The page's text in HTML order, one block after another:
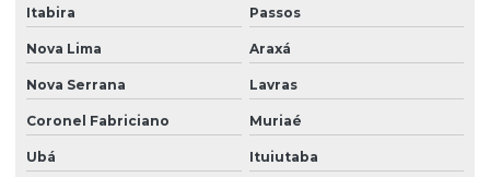
Peças para ponte rolante swf
Peças para pontes rolantes de qualquer marca
Peças de reposição para pontes rolantes
Peças de reposição para talhas
Peças sobressalentes multimarcas
Itabira Passos
Nova Lima Araxá
Nova Serrana Lavras
Coronel Fabriciano Muriaé
Ubá Ituiutaba